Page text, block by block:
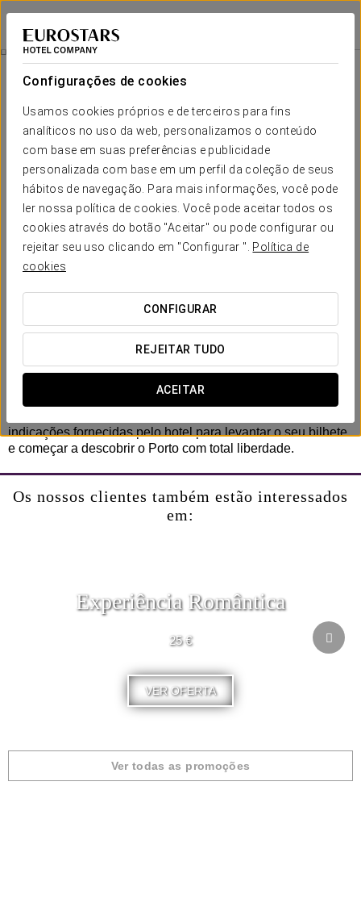
Configurações de cookies
Usamos cookies próprios e de terceiros para fins
analíticos no uso da web, personalizamos o conteúdo
com base em suas preferências e publicidade
personalizada com base em um perfil da coleção de seus
hábitos de navegação. Para mais informações, você pode
ler nossa política de cookies. Você pode aceitar todos os
cookies através do botão "Aceitar" ou pode configurar ou
rejeitar seu uso clicando em "Configurar ". Política de
cookies
CONFIGURAR
REJEITAR TUDO
ACEITAR
Dorma Essenzia Porto
PORTO
Autocarro Turístico
28€
Autocarro Turístico
Descubra o Porto de uma forma cómoda e flexível com o
interesse da cidade enquanto desfruta de magníficas vistas
e entre e saia em qualquer uma das paragens para explorar
cada recanto ao seu próprio ritmo.
indicações fornecidas pelo hotel para levantar o seu bilhete
e começar a descobrir o Porto com total liberdade.
Os nossos clientes também estão interessados
em:
Experiência Romântica
25 €
VER OFERTA
Ver todas as promoções